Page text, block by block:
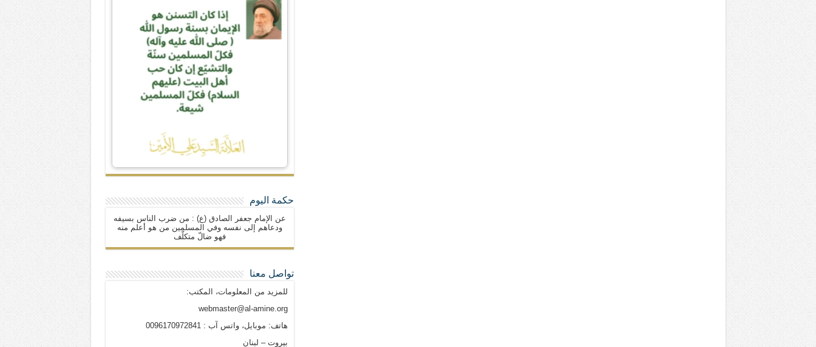
حكمة اليوم
عن الإمام جعفر الصادق (ع) : من ضرب الناس بسيفه
ودعاهم إلى نفسه وفي المسلمين من هو أعلم منه
فهو ضالّ متكلّف
تواصل معنا
للمزيد من المعلومات، المكتب:
webmaster@al-amine.org
هاتف: موبايل، واتس آب : 0096170972841
بيروت – لبنان